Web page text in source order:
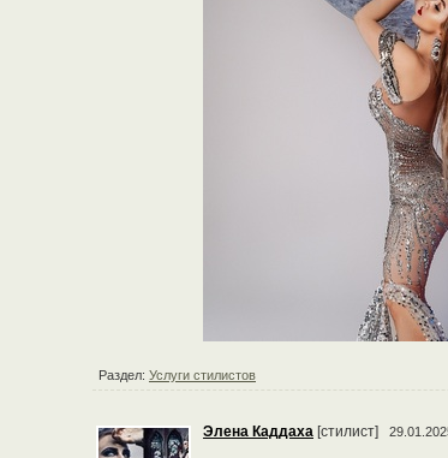
Раздел: Услуги стилистов
Элена Каддаха [стилист]